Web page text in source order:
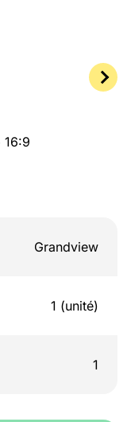
16:9
Grandview
1 (unité)
1